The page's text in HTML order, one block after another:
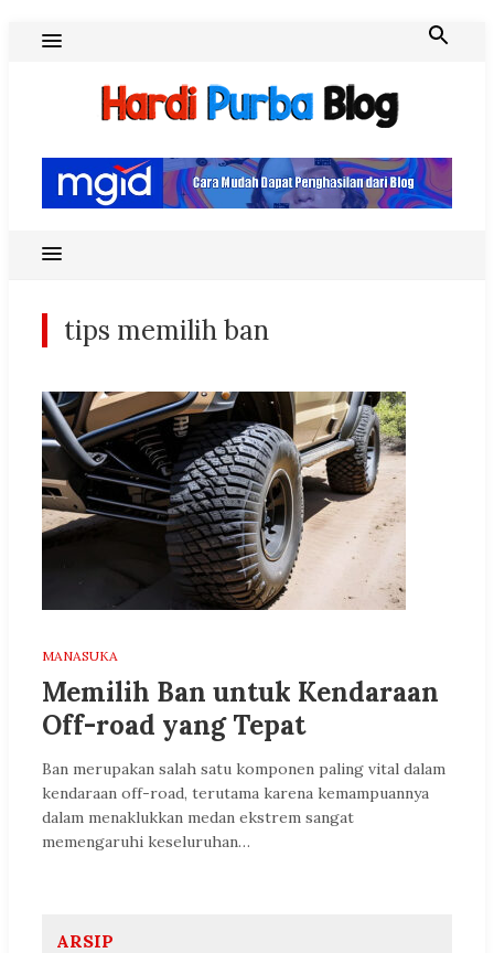
tips memilih ban
MANASUKA
Memilih Ban untuk Kendaraan
Off-road yang Tepat
Ban merupakan salah satu komponen paling vital dalam
kendaraan off-road, terutama karena kemampuannya
dalam menaklukkan medan ekstrem sangat
memengaruhi keseluruhan…
ARSIP